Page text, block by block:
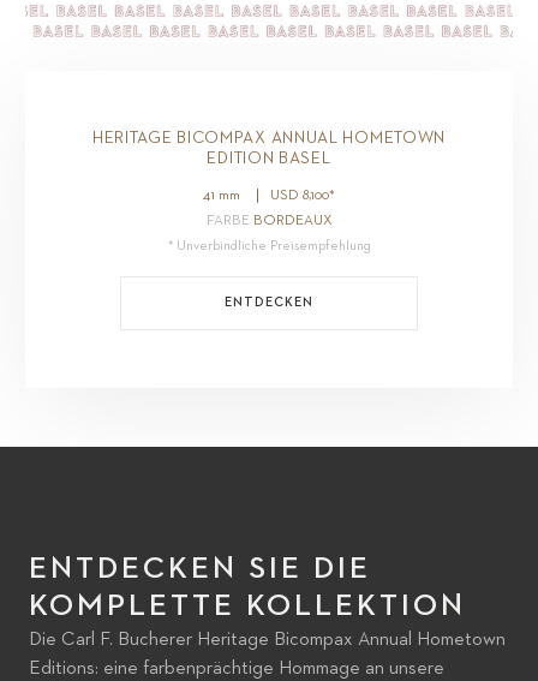
HERITAGE BICOMPAX ANNUAL HOMETOWN
EDITION BASEL
41 mm USD 8,100*
FARBE BORDEAUX
* Unverbindliche Preisempfehlung
ENTDECKEN
ENTDECKEN SIE DIE
KOMPLETTE KOLLEKTION
Die Carl F. Bucherer Heritage Bicompax Annual Hometown
Editions: eine farbenprächtige Hommage an unsere